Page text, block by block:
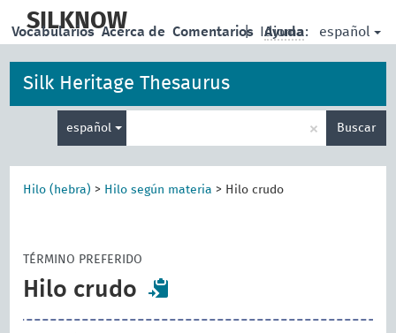
main
SILKNOW | Idioma: español
Vocabularios Acerca de Comentarios Ayuda
Silk Heritage Thesaurus
español × Buscar
Hilo (hebra) > Hilo según materia > Hilo crudo
TÉRMINO PREFERIDO
Hilo crudo